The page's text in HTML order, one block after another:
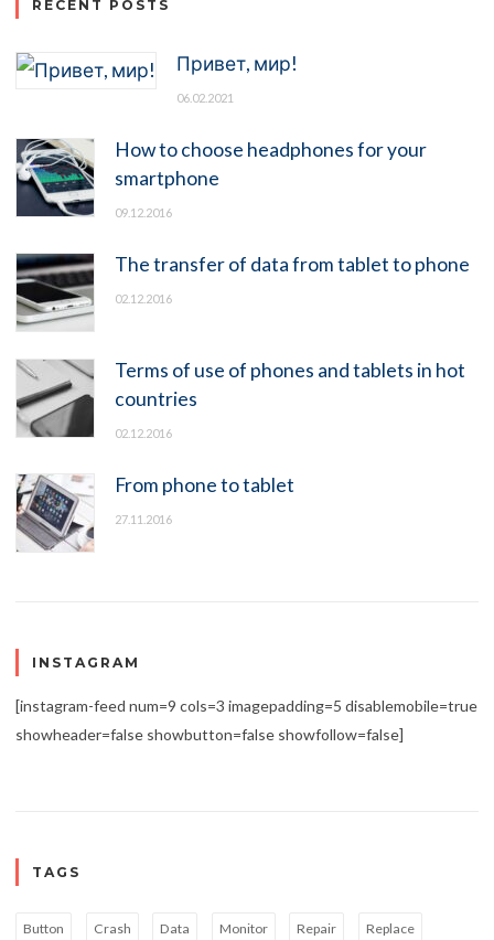
RECENT POSTS
Привет, мир!
06.02.2021
How to choose headphones for your
smartphone
09.12.2016
The transfer of data from tablet to phone
02.12.2016
Terms of use of phones and tablets in hot
countries
02.12.2016
From phone to tablet
27.11.2016
INSTAGRAM
[instagram-feed num=9 cols=3 imagepadding=5 disablemobile=true
showheader=false showbutton=false showfollow=false]
TAGS
Button Crash Data Monitor Repair Replace